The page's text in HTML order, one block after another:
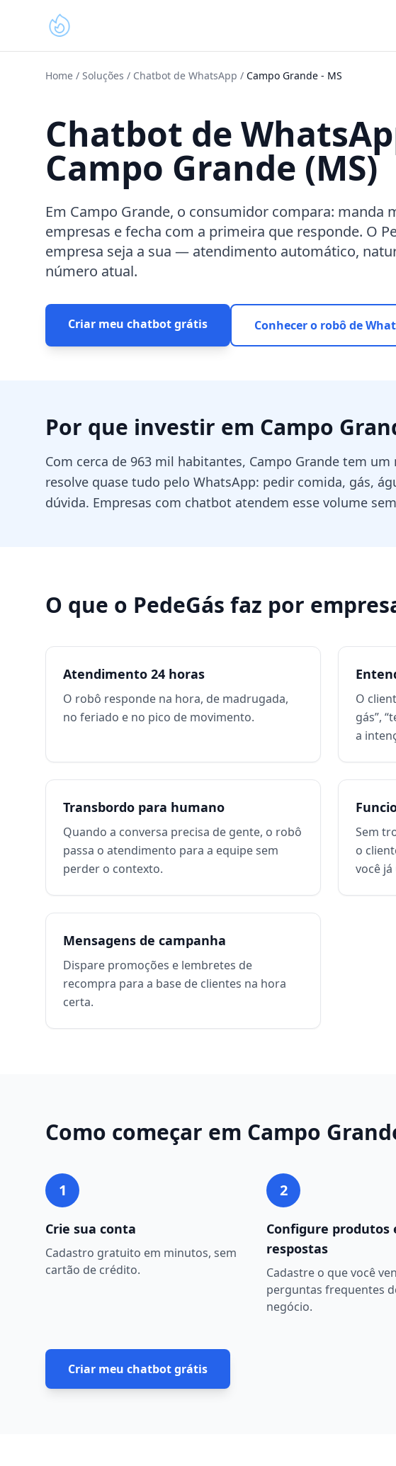
Home / Soluções / Chatbot de WhatsApp / Campo Grande - MS
Chatbot de
Campo Grande (MS)
Em Campo Grande, o consumidor compara: manda
empresas e fecha com a primeira que responde. O
empresa seja a sua — atendimento automático,
número atual.
Criar meu chatbot grátis Conhecer o robô de
Por que investir em Campo
Com cerca de 963 mil habitantes, Campo Grande tem
resolve quase tudo pelo WhatsApp: pedir comida, gás,
dúvida. Empresas com chatbot atendem esse volume
O que o PedeGás faz por
Atendimento 24 horas
O robô responde na hora, de madrugada,
no feriado e no pico de movimento.
O
gás”,
a
Transbordo para humano
Quando a conversa precisa de gente, o robô
passa o atendimento para a equipe sem
perder o contexto.
Sem
o
você já
Mensagens de campanha
Dispare promoções e lembretes de
recompra para a base de clientes na hora
certa.
Como começar em Campo
1
Crie sua conta
Cadastro gratuito em minutos, sem
cartão de crédito.
2
Configure produtos
respostas
Cadastre o que você
perguntas frequentes
negócio.
Criar meu chatbot grátis